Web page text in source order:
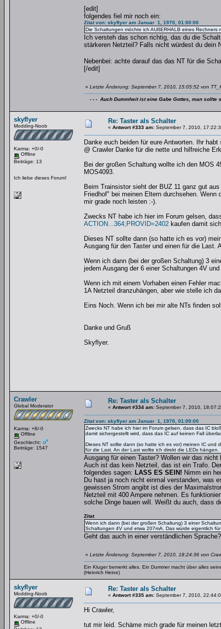
[edit]
folgendes fiel mir noch ein:
Zitat von: skyflyer am Januar 1, 1970, 01:00:00
Die Schaltungen möchte ich AUßERHALB eines
Ich versteh das schon richtig, das du die
stärkeren Netzteil? Falls nicht würdest du dein
Nebenbei: achte darauf das das NT für die
[/edit]
« Letzte Änderung: September 7, 2010, 15:05:52 von
- - - Auch Dummheit ist eine Gabe Gottes, man sollte
skyflyer
Modding-Noob
Karma: +0/-0
Offline
Beiträge: 13
Ich liebe dieses Forum!
Re: Taster als Schalter
« Antwort #333 am: September 7, 2010,
Danke euch beiden für eure Antworten. Ihr habt
@ Crawler Danke für die nette und hilfreiche
Bei der großen Schaltung wollte ich den MOS
MOS4093.
Beim Trainsistor sieht der BUZ 11 ganz gut
Friedhof" bei meinen Eltern durchsehen.
mir grade noch leisten :-).
Zwecks NT habe ich hier im Forum gelsen,
ACTION...364;PROVID=2402 kaufen damit
Dieses NT sollte dann (so hatte ich es vor)
Ausgang für den Taster und einen für die Last.
Wenn ich dann (bei der großen Schaltung) 3
jedem Ausgang der 6 einer Schaltungen 4V
Wenn ich mit einem Vorhaben einen Fehler
1A Netzteil dranzuhängen, aber wie stelle ich
Eins Noch. Wenn ich bei mir alte NTs finden
Danke und Gruß
Skyflyer.
Crawler
Global Moderator
Karma: +8/-0
Offline
Geschlecht:
Beiträge: 1547
Re: Taster als Schalter
« Antwort #334 am: September 7, 2010,
Zitat von: skyflyer am Januar 1, 1970, 01:00:00
Zwecks NT habe ich hier im Forum gelsen, dass das IC
damit sichergestellt wird, dass das IC auf keinen Fall
Dieses NT sollte dann (so hatte ich es vor) meinen IC
für die Last. An der Last wollte ich direkt die LEDs hängen.
Ausgang für einen Taster? Wollen wir das nicht
Auch ist das kein Netzteil, das ist ein Trafo.
folgendes sagen: LASS ES SEIN! Nimm ein
Du hast ja noch nicht einmal verstanden, was
gewissen Strom angibt ist dies der
Netzteil mit 400 Ampere nehmen. Es
solche Dinge bauen will. Weißt du auch, dass
Zitat
Wenn ich dann (bei der großen Schaltung) 3 einer
Schaltungen 4V und etwa 207mA. Das würde eigentlich
Geht das auch in einer verständlichen
« Letzte Änderung: September 7, 2010, 18:24:36 von
Ein Kluger bemerkt alles. Ein Dummer macht über alles
(Heinrich Heine)
skyflyer
Modding-Noob
Karma: +0/-0
Offline
Re: Taster als Schalter
« Antwort #335 am: September 7, 2010,
Hi Crawler,
tut mir leid. Schäme mich grade für meinen